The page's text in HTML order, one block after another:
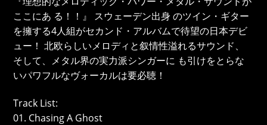
ここにあ る！！』 スウェーデン出身 のツイン・ギター
を擁する4人組がセカンド・アルバムで待望の日本デビ
ュー！ 北欧らしいメロディと叙情性溢れるサウンド、
そして、メタル界の実力派シンガーに も引けをとらな
いパワフルなヴォーカルは要必聴！
Track List:
01. Chasing A Ghost